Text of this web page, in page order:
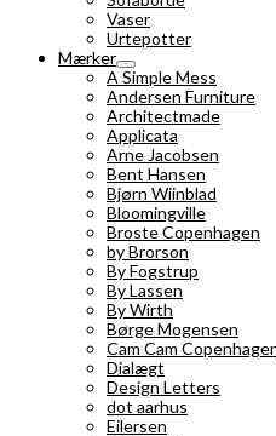
Vaser
Urtepotter
Mærker
A Simple Mess
Andersen Furniture
Architectmade
Applicata
Arne Jacobsen
Bent Hansen
Bjørn Wiinblad
Bloomingville
Broste Copenhagen
by Brorson
By Fogstrup
By Lassen
By Wirth
Børge Mogensen
Cam Cam
Dialægt
Design Letters
dot aarhus
Eilersen